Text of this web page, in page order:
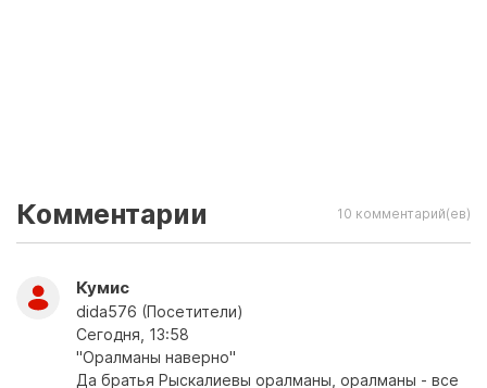
Комментарии 10 комментарий(ев)
Кумис
dida576 (Посетители)
Сегодня, 13:58
"Оралманы наверно"
Да братья Рыскалиевы оралманы, оралманы - все